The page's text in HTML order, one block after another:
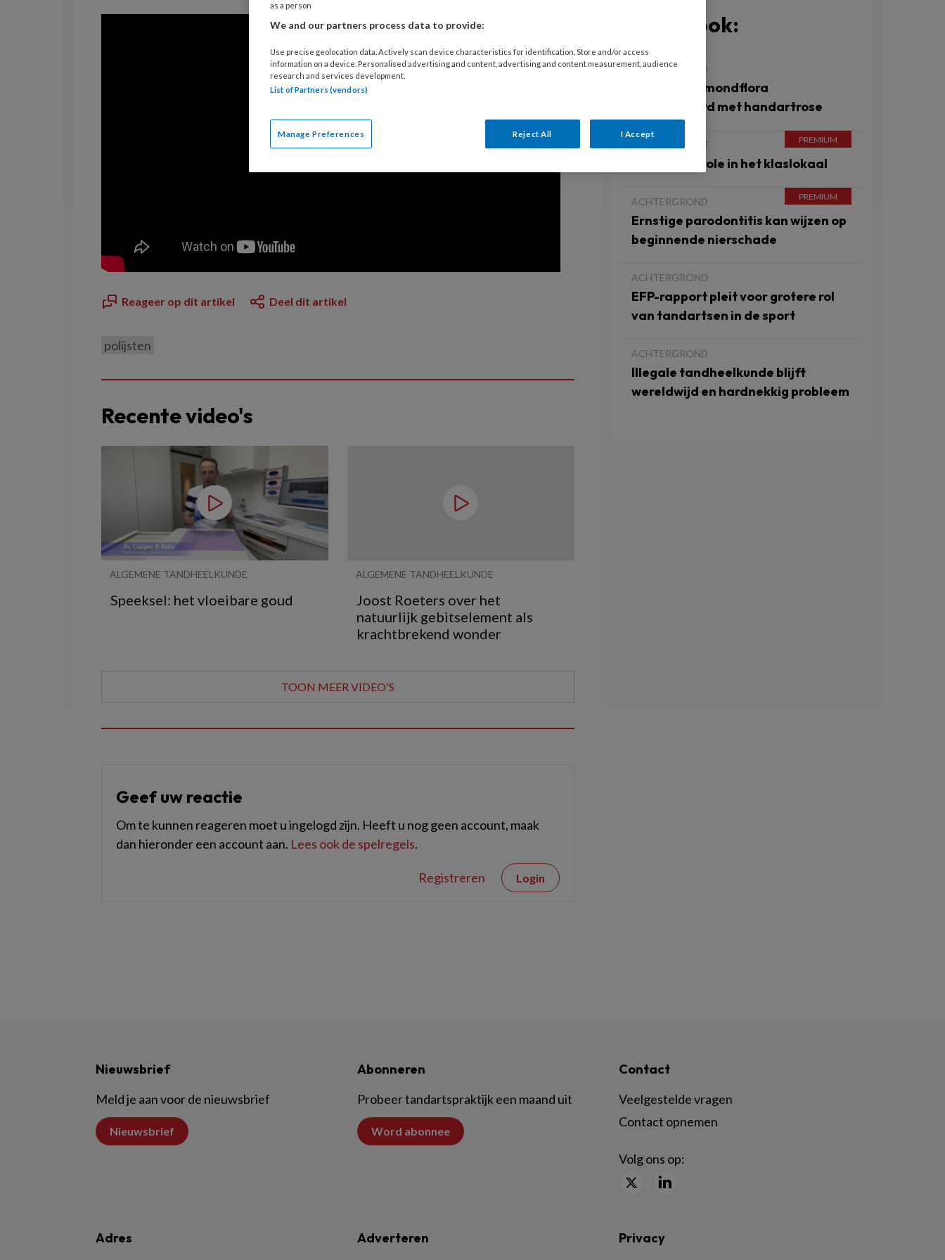
Reageer op dit artikel Deel dit artikel
polijsten
Recente video's
ALGEMENE TANDHEELKUNDE
Speeksel: het vloeibare goud
ALGEMENE TANDHEELKUNDE
Joost Roeters over het
natuurlijk gebitselement als
krachtbrekend wonder
TOON MEER VIDEO'S
Geef uw reactie
Om te kunnen reageren moet u ingelogd zijn. Heeft u nog geen account, maak
dan hieronder een account aan. Lees ook de spelregels.
Registreren Login
Bekijk ook:
ACHTERGROND
Afwijkende mondflora
geassocieerd met handartrose
INDIRECTZICHT
Gebitscontrole in het klaslokaal
ACHTERGROND
Ernstige parodontitis kan wijzen op
beginnende nierschade
ACHTERGROND
EFP-rapport pleit voor grotere rol
van tandartsen in de sport
ACHTERGROND
Illegale tandheelkunde blijft
wereldwijd en hardnekkig probleem
Nieuwsbrief
Meld je aan voor de nieuwsbrief
Nieuwsbrief
Abonneren
Probeer tandartspraktijk een maand uit
Word abonnee
Contact
Veelgestelde vragen
Contact opnemen
Volg ons op:
Adres Adverteren Privacy
as a person
We and our partners process data to provide:
Use precise geolocation data. Actively scan device characteristics for identification. Store and/or access
information on a device. Personalised advertising and content, advertising and content measurement, audience
research and services development.
List of Partners (vendors)
Manage Preferences Reject All I Accept